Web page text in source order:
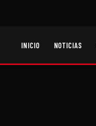
INICIO NOTICIAS